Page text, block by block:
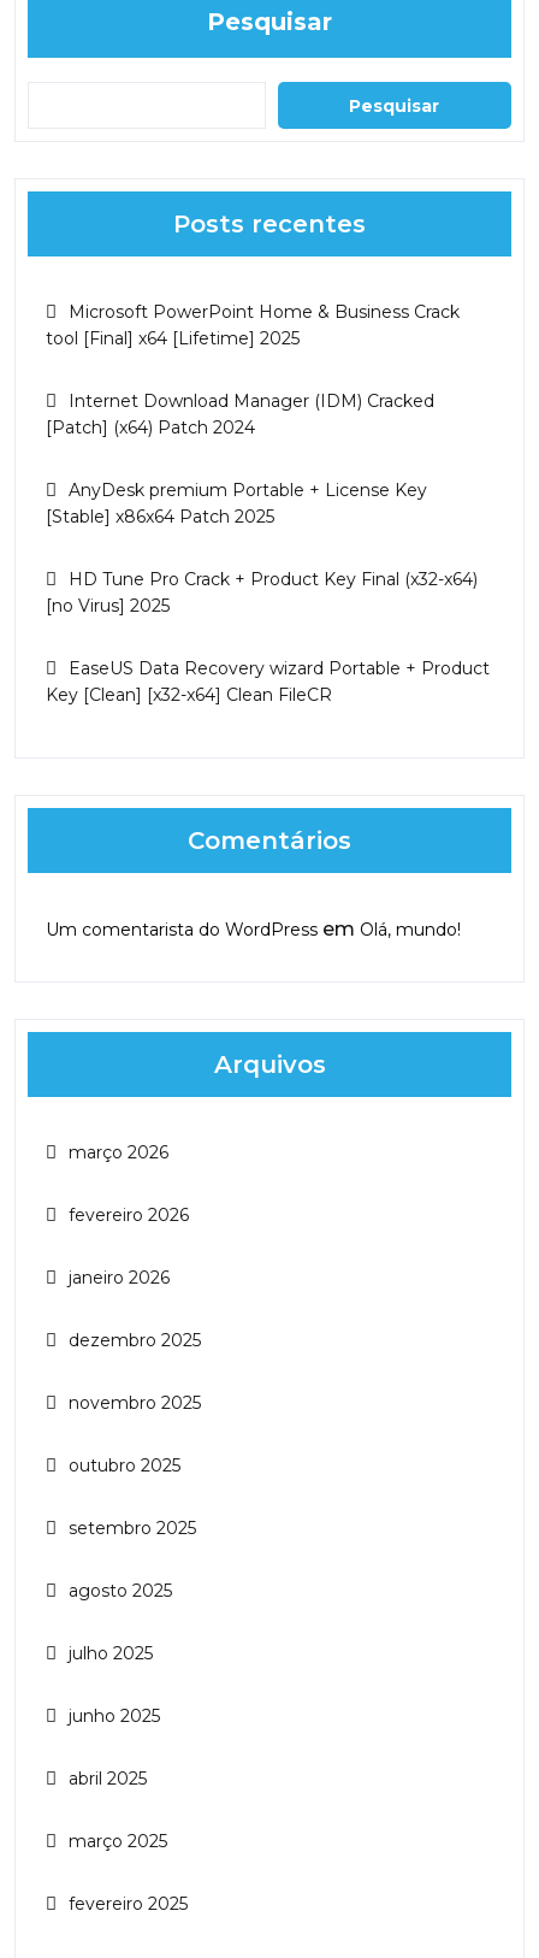
Pesquisar
Pesquisar
Posts recentes
Microsoft PowerPoint Home & Business Crack
tool [Final] x64 [Lifetime] 2025
Internet Download Manager (IDM) Cracked
[Patch] (x64) Patch 2024
AnyDesk premium Portable + License Key
[Stable] x86x64 Patch 2025
HD Tune Pro Crack + Product Key Final (x32-x64)
[no Virus] 2025
EaseUS Data Recovery wizard Portable + Product
Key [Clean] [x32-x64] Clean FileCR
Comentários
Um comentarista do WordPress em Olá, mundo!
Arquivos
março 2026
fevereiro 2026
janeiro 2026
dezembro 2025
novembro 2025
outubro 2025
setembro 2025
agosto 2025
julho 2025
junho 2025
abril 2025
março 2025
fevereiro 2025